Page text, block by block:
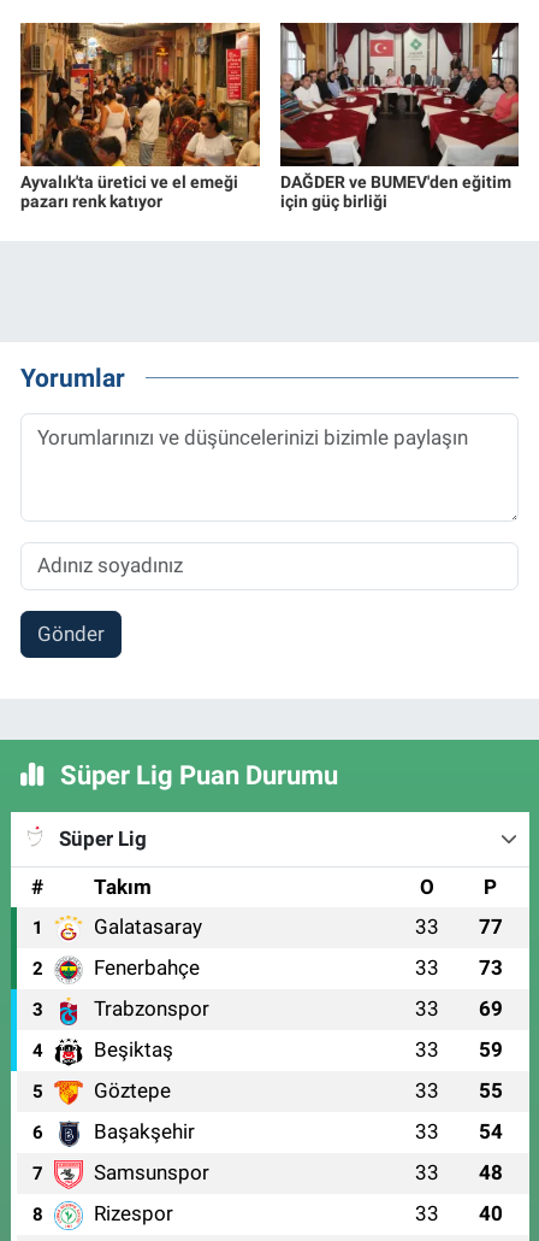
Ayvalık'ta üretici ve el emeği
pazarı renk katıyor
DAĞDER ve BUMEV'den eğitim
için güç birliği
Yorumlar
Gönder
Süper Lig Puan Durumu
Süper Lig
#
Takım O P
1 Galatasaray 33 77
2 Fenerbahçe 33 73
3 Trabzonspor 33 69
4 Beşiktaş 33 59
5 Göztepe 33 55
6 Başakşehir 33 54
7 Samsunspor 33 48
8 Rizespor 33 40